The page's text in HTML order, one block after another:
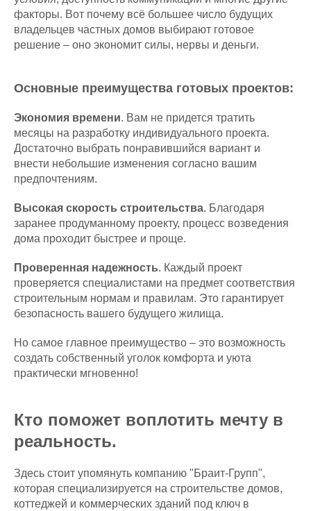
факторы. Вот почему всё большее число будущих
владельцев частных домов выбирают готовое
решение – оно экономит силы, нервы и деньги.
Основные преимущества готовых проектов:
Экономия времени. Вам не придется тратить
месяцы на разработку индивидуального проекта.
Достаточно выбрать понравившийся вариант и
внести небольшие изменения согласно вашим
предпочтениям.
Высокая скорость строительства. Благодаря
заранее продуманному проекту, процесс возведения
дома проходит быстрее и проще.
Проверенная надежность. Каждый проект
проверяется специалистами на предмет соответствия
строительным нормам и правилам. Это гарантирует
безопасность вашего будущего жилища.
Но самое главное преимущество – это возможность
создать собственный уголок комфорта и уюта
практически мгновенно!
Кто поможет воплотить мечту в
реальность.
Здесь стоит упомянуть компанию "Браит-Групп",
которая специализируется на строительстве домов,
коттеджей и коммерческих зданий под ключ в